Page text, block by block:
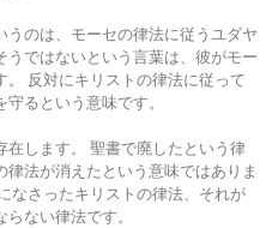
のは、モーセの律法に従うユダヤ
ではないという言葉は、彼がモー
反対にキリストの律法に従って
るという意味です。
します。 聖書で廃したという律
法が消えたという意味ではありま
なさったキリストの律法、それが
ない律法です。